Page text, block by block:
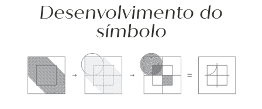
Desenvolvimento do
símbolo